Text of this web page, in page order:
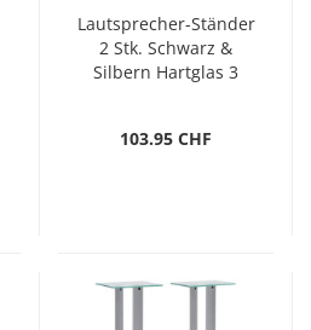
Lautsprecher-Ständer
2 Stk. Schwarz &
Silbern Hartglas 3
103.95 CHF